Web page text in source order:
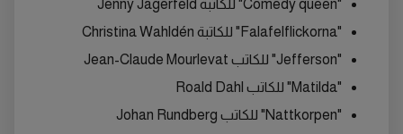
"Comedy queen" للكاتبة Jenny Jägerfeld
"Falafelflickorna" للكاتبة Christina Wahldén
"Jefferson" للكاتب Jean-Claude Mourlevat
"Matilda" للكاتب Roald Dahl
"Nattkorpen" للكاتب Johan Rundberg